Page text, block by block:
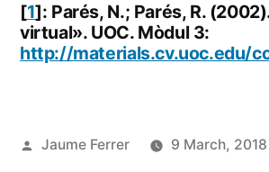
[1]: Parés, N.; Parés, R.
virtual». UOC. Mòdul 3:
http://materials.cv.uoc.edu/
Publicat
Jaume Ferrer 9 March, 2018